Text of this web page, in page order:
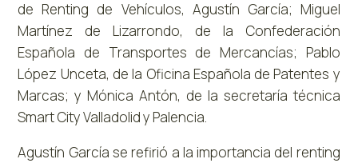
de Renting de Vehículos, Agustín García; Miguel
Martínez de Lizarrondo, de la Confederación
Española de Transportes de Mercancías; Pablo
López Unceta, de la Oficina Española de Patentes y
Marcas; y Mónica Antón, de la secretaría técnica
Smart City Valladolid y Palencia.
Agustín García se refirió a la importancia del renting